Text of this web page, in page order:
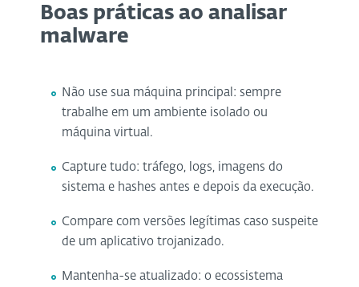
Boas práticas ao analisar
malware
Não use sua máquina principal: sempre
trabalhe em um ambiente isolado ou
máquina virtual.
Capture tudo: tráfego, logs, imagens do
sistema e hashes antes e depois da execução.
Compare com versões legítimas caso suspeite
de um aplicativo trojanizado.
Mantenha-se atualizado: o ecossistema